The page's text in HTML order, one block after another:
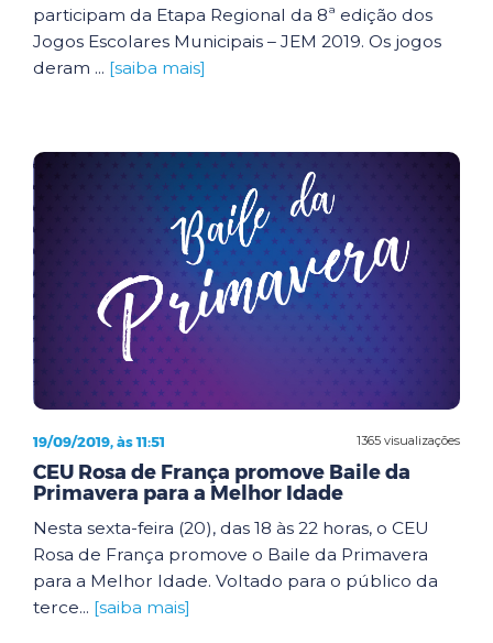
participam da Etapa Regional da 8ª edição dos
Jogos Escolares Municipais – JEM 2019. Os jogos
deram ... [saiba mais]
1365 visualizações
19/09/2019, às 11:51
CEU Rosa de França promove Baile da
Primavera para a Melhor Idade
Nesta sexta-feira (20), das 18 às 22 horas, o CEU
Rosa de França promove o Baile da Primavera
para a Melhor Idade. Voltado para o público da
terce... [saiba mais]